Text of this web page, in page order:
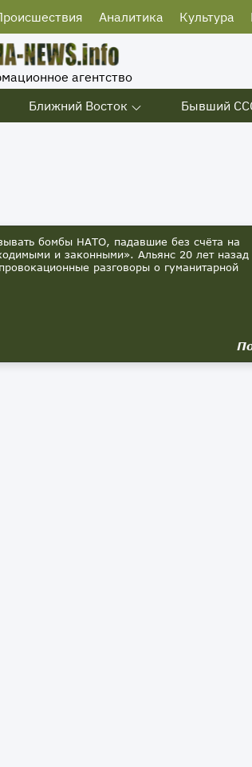
Аналитика Культура
агентство
Ближний Восток Бывший
бомбы НАТО, падавшие без счёта на
и законными». Альянс 20 лет назад
разговоры о гуманитарной